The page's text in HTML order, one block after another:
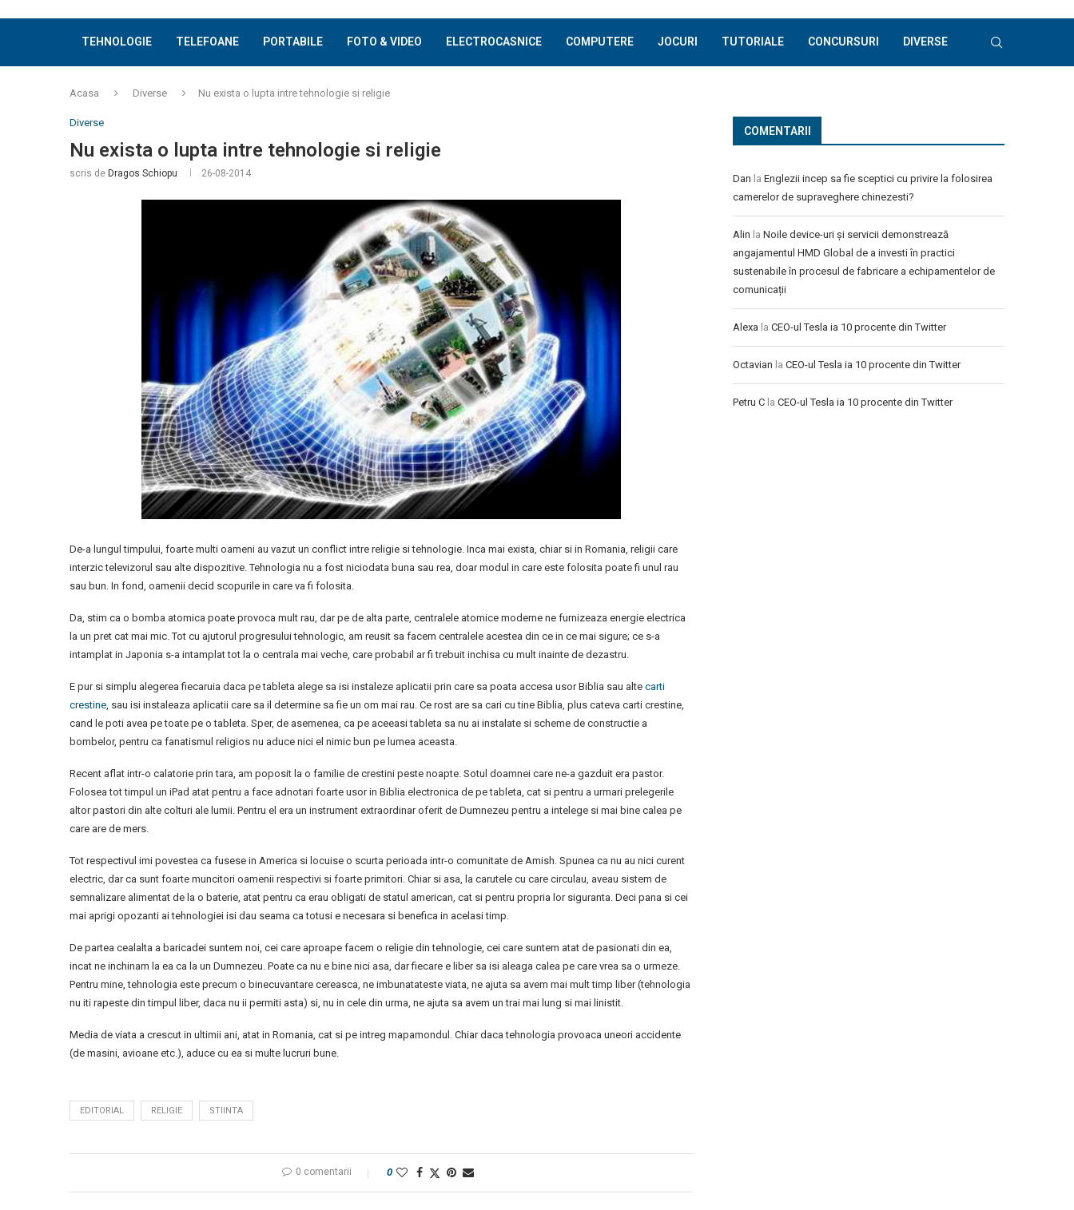
TEHNOLOGIE TELEFOANE PORTABILE FOTO & VIDEO ELECTROCASNICE COMPUTERE JOCURI TUTORIALE CONCURSURI DIVERSE
Acasa Diverse Nu exista o lupta intre tehnologie si religie
Diverse
Nu exista o lupta intre tehnologie si religie
scris de Dragos Schiopu 26-08-2014
De-a lungul timpului, foarte multi oameni au vazut un conflict intre religie si tehnologie. Inca mai exista, chiar si in Romania, religii care
interzic televizorul sau alte dispozitive. Tehnologia nu a fost niciodata buna sau rea, doar modul in care este folosita poate fi unul rau
sau bun. In fond, oamenii decid scopurile in care va fi folosita.
Da, stim ca o bomba atomica poate provoca mult rau, dar pe de alta parte, centralele atomice moderne ne furnizeaza energie electrica
la un pret cat mai mic. Tot cu ajutorul progresului tehnologic, am reusit sa facem centralele acestea din ce in ce mai sigure; ce s-a
intamplat in Japonia s-a intamplat tot la o centrala mai veche, care probabil ar fi trebuit inchisa cu mult inainte de dezastru.
E pur si simplu alegerea fiecaruia daca pe tableta alege sa isi instaleze aplicatii prin care sa poata accesa usor Biblia sau alte carti
crestine, sau isi instaleaza aplicatii care sa il determine sa fie un om mai rau. Ce rost are sa cari cu tine Biblia, plus cateva carti crestine,
cand le poti avea pe toate pe o tableta. Sper, de asemenea, ca pe aceeasi tableta sa nu ai instalate si scheme de constructie a
bombelor, pentru ca fanatismul religios nu aduce nici el nimic bun pe lumea aceasta.
Recent aflat intr-o calatorie prin tara, am poposit la o familie de crestini peste noapte. Sotul doamnei care ne-a gazduit era pastor.
Folosea tot timpul un iPad atat pentru a face adnotari foarte usor in Biblia electronica de pe tableta, cat si pentru a urmari prelegerile
altor pastori din alte colturi ale lumii. Pentru el era un instrument extraordinar oferit de Dumnezeu pentru a intelege si mai bine calea pe
care are de mers.
Tot respectivul imi povestea ca fusese in America si locuise o scurta perioada intr-o comunitate de Amish. Spunea ca nu au nici curent
electric, dar ca sunt foarte muncitori oamenii respectivi si foarte primitori. Chiar si asa, la carutele cu care circulau, aveau sistem de
semnalizare alimentat de la o baterie, atat pentru ca erau obligati de statul american, cat si pentru propria lor siguranta. Deci pana si cei
mai aprigi opozanti ai tehnologiei isi dau seama ca totusi e necesara si benefica in acelasi timp.
De partea cealalta a baricadei suntem noi, cei care aproape facem o religie din tehnologie, cei care suntem atat de pasionati din ea,
incat ne inchinam la ea ca la un Dumnezeu. Poate ca nu e bine nici asa, dar fiecare e liber sa isi aleaga calea pe care vrea sa o urmeze.
Pentru mine, tehnologia este precum o binecuvantare cereasca, ne imbunatateste viata, ne ajuta sa avem mai mult timp liber (tehnologia
nu iti rapeste din timpul liber, daca nu ii permiti asta) si, nu in cele din urma, ne ajuta sa avem un trai mai lung si mai linistit.
Media de viata a crescut in ultimii ani, atat in Romania, cat si pe intreg mapamondul. Chiar daca tehnologia provoaca uneori accidente
(de masini, avioane etc.), aduce cu ea si multe lucruri bune.
EDITORIAL RELIGIE STIINTA
0 comentarii 0
COMENTARII
Dan la Englezii incep sa fie sceptici cu privire la folosirea
camerelor de supraveghere chinezesti?
Alin la Noile device-uri și servicii demonstrează
angajamentul HMD Global de a investi în practici
sustenabile în procesul de fabricare a echipamentelor de
comunicații
Alexa la CEO-ul Tesla ia 10 procente din Twitter
Octavian la CEO-ul Tesla ia 10 procente din Twitter
Petru C la CEO-ul Tesla ia 10 procente din Twitter